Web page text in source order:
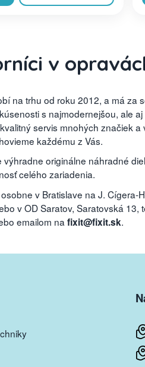
v
na trhu od roku 2012, a má za
s najmodernejšou, ale
servis mnohých značiek
každému z Vás.
originálne náhradné
celého zariadenia.
v Bratislave na J. Cígera-
v OD Saratov, Saratovská 13,
emailom na fixit@fixit.sk.